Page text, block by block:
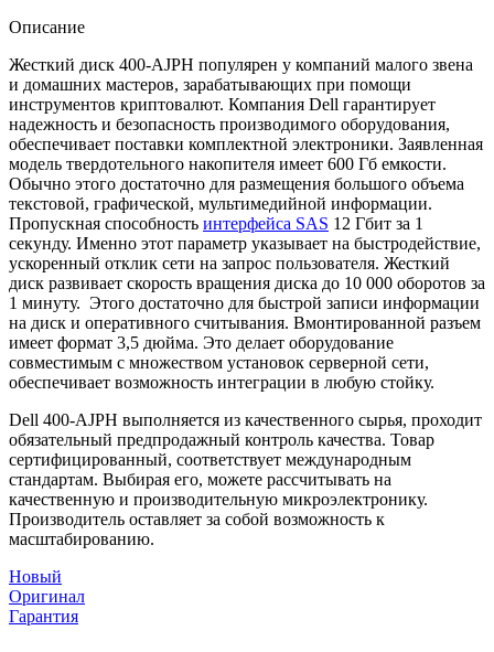
Описание
Жесткий диск 400-AJPH популярен у компаний малого звена
и домашних мастеров, зарабатывающих при помощи
инструментов криптовалют. Компания Dell гарантирует
надежность и безопасность производимого оборудования,
обеспечивает поставки комплектной электроники. Заявленная
модель твердотельного накопителя имеет 600 Гб емкости.
Обычно этого достаточно для размещения большого объема
текстовой, графической, мультимедийной информации.
Пропускная способность интерфейса SAS 12 Гбит за 1
секунду. Именно этот параметр указывает на быстродействие,
ускоренный отклик сети на запрос пользователя. Жесткий
диск развивает скорость вращения диска до 10 000 оборотов за
1 минуту. Этого достаточно для быстрой записи информации
на диск и оперативного считывания. Вмонтированной разъем
имеет формат 3,5 дюйма. Это делает оборудование
совместимым с множеством установок серверной сети,
обеспечивает возможность интеграции в любую стойку.
Dell 400-AJPH выполняется из качественного сырья, проходит
обязательный предпродажный контроль качества. Товар
сертифицированный, соответствует международным
стандартам. Выбирая его, можете рассчитывать на
качественную и производительную микроэлектронику.
Производитель оставляет за собой возможность к
масштабированию.
Новый
Оригинал
Гарантия